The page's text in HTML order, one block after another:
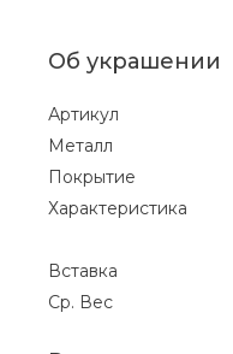
Об украшении
Артикул
Металл
Покрытие
Характеристика
Вставка
Ср. Вес